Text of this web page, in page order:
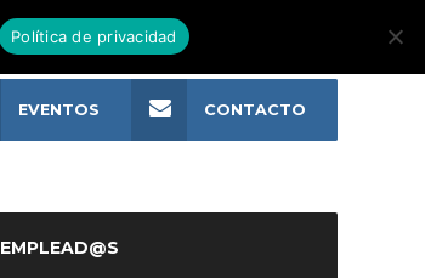
EMPLEAD@S
EVENTOS CONTACTO
Política de privacidad